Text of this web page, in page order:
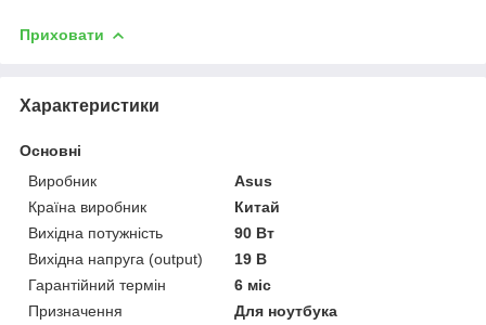
Приховати
Характеристики
Основні
Виробник
Asus
Країна виробник
Китай
Вихідна потужність
90 Вт
Вихідна напруга (output)
19 В
Гарантійний термін
6 міс
Призначення
Для ноутбука